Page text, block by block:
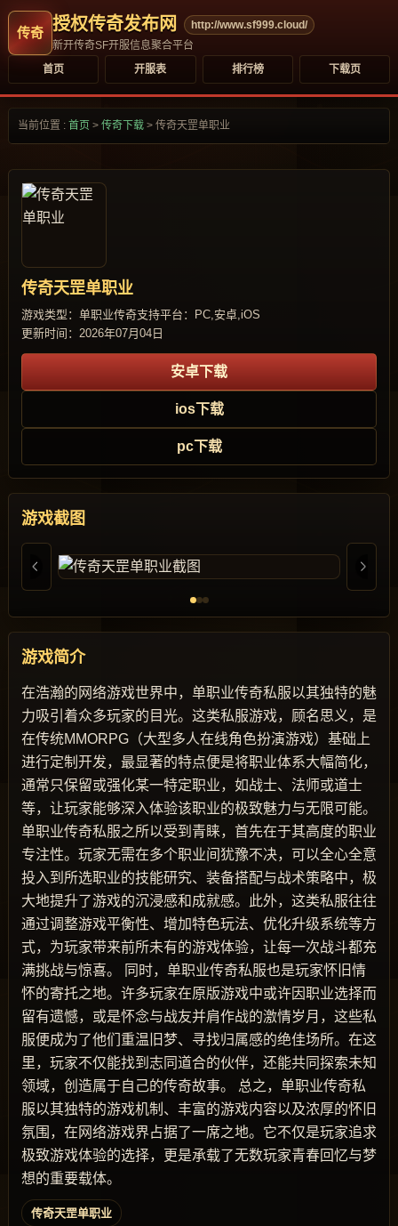
授权传奇发布网
http://www.sf999.cloud/
新开传奇SF开服信息聚合平台
首页
开服表 排行榜 下载页
当前位置 : 首页 > 传奇下载 > 传奇天罡单职业
传奇天罡单职业
游戏类型：单职业传奇支持平台：PC,安卓,iOS
更新时间：2026年07月04日
安卓下载
ios下载
pc下载
游戏截图
游戏简介
在浩瀚的网络游戏世界中，单职业传奇私服以其独特的魅
力吸引着众多玩家的目光。这类私服游戏，顾名思义，是
在传统MMORPG（大型多人在线角色扮演游戏）基础上
进行定制开发，最显著的特点便是将职业体系大幅简化，
通常只保留或强化某一特定职业，如战士、法师或道士
等，让玩家能够深入体验该职业的极致魅力与无限可能。
单职业传奇私服之所以受到青睐，首先在于其高度的职业
专注性。玩家无需在多个职业间犹豫不决，可以全心全意
投入到所选职业的技能研究、装备搭配与战术策略中，极
大地提升了游戏的沉浸感和成就感。此外，这类私服往往
通过调整游戏平衡性、增加特色玩法、优化升级系统等方
式，为玩家带来前所未有的游戏体验，让每一次战斗都充
满挑战与惊喜。 同时，单职业传奇私服也是玩家怀旧情
怀的寄托之地。许多玩家在原版游戏中或许因职业选择而
留有遗憾，或是怀念与战友并肩作战的激情岁月，这些私
服便成为了他们重温旧梦、寻找归属感的绝佳场所。在这
里，玩家不仅能找到志同道合的伙伴，还能共同探索未知
领域，创造属于自己的传奇故事。 总之，单职业传奇私
服以其独特的游戏机制、丰富的游戏内容以及浓厚的怀旧
氛围，在网络游戏界占据了一席之地。它不仅是玩家追求
极致游戏体验的选择，更是承载了无数玩家青春回忆与梦
想的重要载体。
传奇天罡单职业